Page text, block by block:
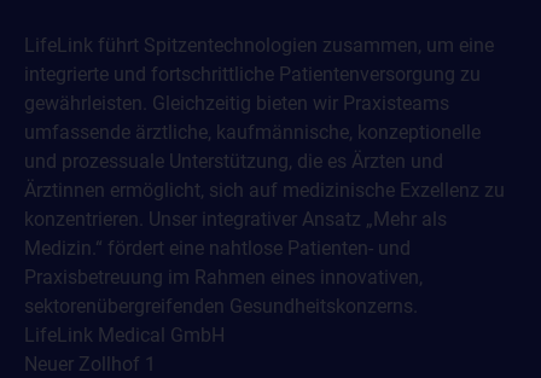
LifeLink führt Spitzentechnologien zusammen, um eine
integrierte und fortschrittliche Patientenversorgung zu
gewährleisten. Gleichzeitig bieten wir Praxisteams
umfassende ärztliche, kaufmännische, konzeptionelle
und prozessuale Unterstützung, die es Ärzten und
Ärztinnen ermöglicht, sich auf medizinische Exzellenz zu
konzentrieren. Unser integrativer Ansatz „Mehr als
Medizin.“ fördert eine nahtlose Patienten- und
Praxisbetreuung im Rahmen eines innovativen,
sektorenübergreifenden Gesundheitskonzerns.
LifeLink Medical GmbH
Neuer Zollhof 1